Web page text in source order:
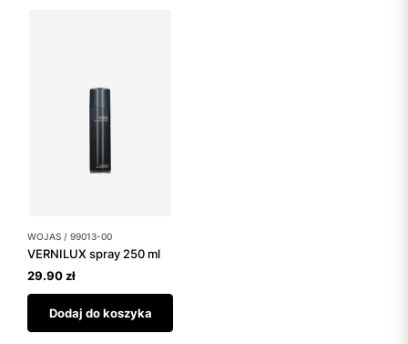
WOJAS / 99013-00
VERNILUX spray 250 ml
29.90 zł
Dodaj do koszyka